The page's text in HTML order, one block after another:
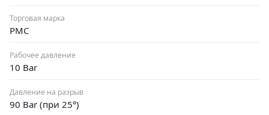
Торговая марка
РМС
Рабочее давление
10 Bar
Давление на разрыв
90 Bar (при 25°)